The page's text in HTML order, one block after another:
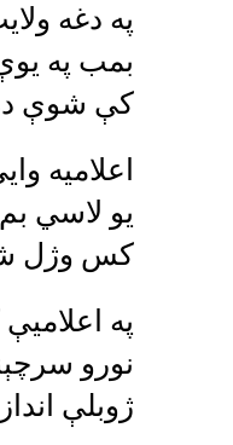
په دغه
بمب په
کې شوې
اعلامیه
يو لاسي
کس وژل
په
نورو
ژوبلې